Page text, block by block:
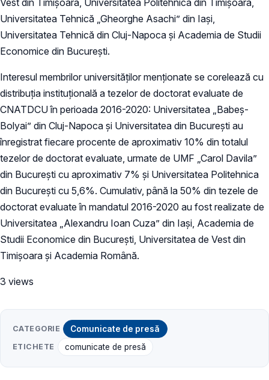
Universitatea Tehnică „Gheorghe Asachi” din Iași,
Universitatea Tehnică din Cluj-Napoca și Academia de Studii
Economice din București.
Interesul membrilor universităților menționate se corelează cu
distribuția instituțională a tezelor de doctorat evaluate de
CNATDCU în perioada 2016-2020: Universitatea „Babeș-
Bolyai” din Cluj-Napoca și Universitatea din București au
înregistrat fiecare procente de aproximativ 10% din totalul
tezelor de doctorat evaluate, urmate de UMF „Carol Davila”
din București cu aproximativ 7% și Universitatea Politehnica
din București cu 5,6%. Cumulativ, până la 50% din tezele de
doctorat evaluate în mandatul 2016-2020 au fost realizate de
Universitatea „Alexandru Ioan Cuza” din Iași, Academia de
Studii Economice din București, Universitatea de Vest din
Timișoara și Academia Română.
3 views
CATEGORIE Comunicate de presă
ETICHETE comunicate de presă